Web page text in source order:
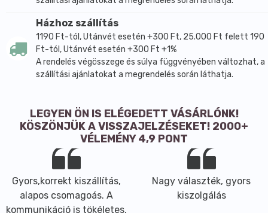
LIMON P. OIL (d-LIMONENE, CITRAL, GERANIOL)*,
PANTOTHENIC ACID, EUCALYPTUS GLOBULUS L. OIL.
(LIMONENE)*, SPINACIA OLERACEA L. EXTR*.
*= ellenőrzött ökológiai termelésből származik
Tanúsítja a BIOKONTROLL Hungária, HU-ÖKO-01
Házhoz szállítás
1190 Ft-tól, Utánvét esetén +300 Ft, 25.000 Ft felett 190
Ft-tól, Utánvét esetén +300 Ft +1%
A rendelés végösszege és súlya függvényében változhat, a
szállítási ajánlatokat a megrendelés során láthatja.
LEGYEN ÖN IS ELÉGEDETT VÁSÁRLÓNK!
KÖSZÖNJÜK A VISSZAJELZÉSEKET! 2000+
VÉLEMÉNY 4,9 PONT
Gyors,korrekt kiszállítás,
alapos csomagoás. A
kommunikáció is tökéletes,
Nagy választék, gyors
kiszolgálás